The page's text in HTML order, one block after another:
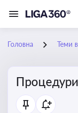
Головна Теми
Процедури